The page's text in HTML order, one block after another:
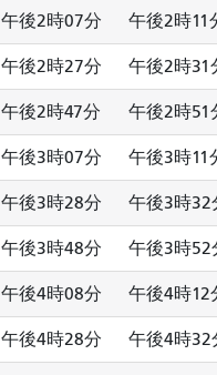
午後2時07分 午後2時11
午後2時27分 午後2時31
午後2時47分 午後2時51
午後3時07分 午後3時11
午後3時28分 午後3時32
午後3時48分 午後3時52
午後4時08分 午後4時12
午後4時28分 午後4時32